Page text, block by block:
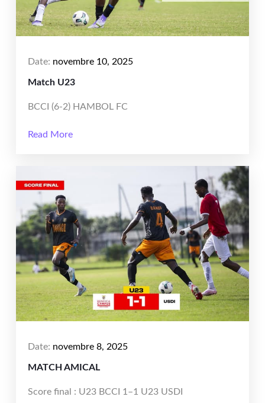
Date: novembre 10, 2025
Match U23
BCCI (6-2) HAMBOL FC
Read More
Date: novembre 8, 2025
MATCH AMICAL
Score final : U23 BCCI 1–1 U23 USDI